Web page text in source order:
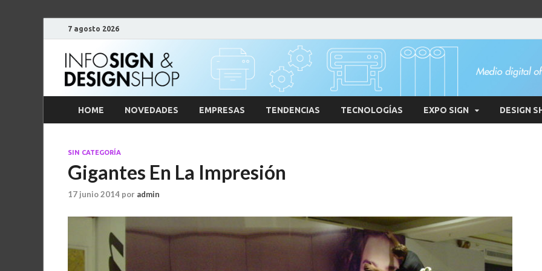
7 agosto 2026
HOME NOVEDADES EMPRESAS TENDENCIAS TECNOLOGÍAS EXPO SIGN DESIGN
SIN CATEGORÍA
Gigantes En La Impresión
17 junio 2014 por admin